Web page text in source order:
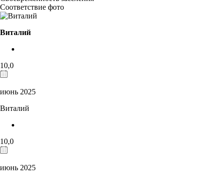
Соответствие фото
Виталий
10,0
июнь 2025
Виталий
10,0
июнь 2025